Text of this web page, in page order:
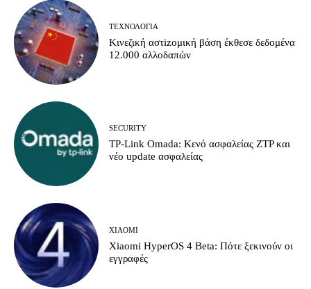
ΤΕΧΝΟΛΟΓΊΑ
Κινεζική αστizομική βάση έκθεσε δεδομένα
12.000 αλλοδαπών
SECURITY
TP-Link Omada: Κενό ασφαλείας ZTP και
νέο update ασφαλείας
XIAOMI
Xiaomi HyperOS 4 Beta: Πότε ξεκινούν οι
εγγραφές